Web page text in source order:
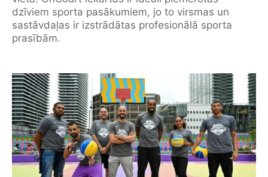
dzīviem sporta pasākumiem, jo to virsmas un
sastāvdaļas ir izstrādātas profesionālā sporta
prasībām.